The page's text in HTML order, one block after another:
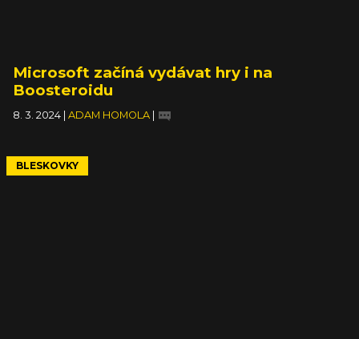
Microsoft začíná vydávat hry i na
Boosteroidu
8. 3. 2024 ADAM HOMOLA
BLESKOVKY